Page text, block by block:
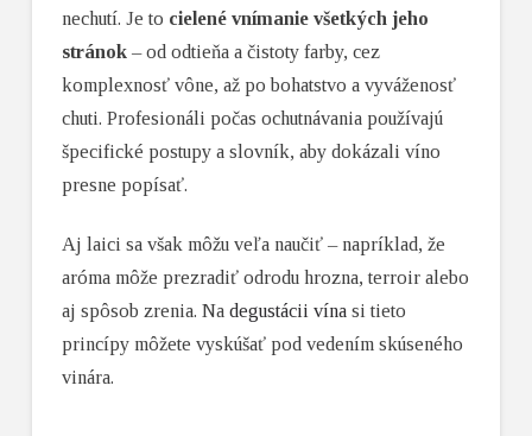
nechutí. Je to cielené vnímanie všetkých jeho
stránok– od odtieňa a čistoty farby, cez
komplexnosť vône, až po bohatstvo a vyváženosť
chuti. Profesionáli počas ochutnávania používajú
špecifické postupy a slovník, aby dokázali víno
presne popísať.
Aj laici sa však môžu veľa naučiť – napríklad, že
aróma môže prezradiť odrodu hrozna, terroir alebo
aj spôsob zrenia. Na degustácii vínasi tieto
princípy môžete vyskúšať pod vedením skúseného
vinára.